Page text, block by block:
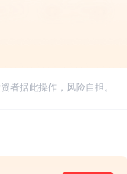
者据此操作，风险自担。